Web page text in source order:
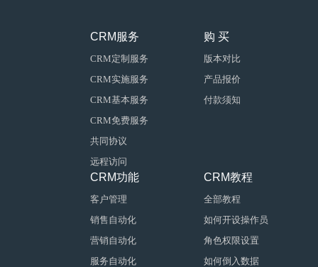
购 买
版本对比
产品报价
付款须知
CRM服务
CRM定制服务
CRM实施服务
CRM基本服务
CRM免费服务
共同协议
远程访问
CRM教程
全部教程
如何开设操作员
角色权限设置
如何倒入数据
CRM功能
客户管理
销售自动化
营销自动化
服务自动化